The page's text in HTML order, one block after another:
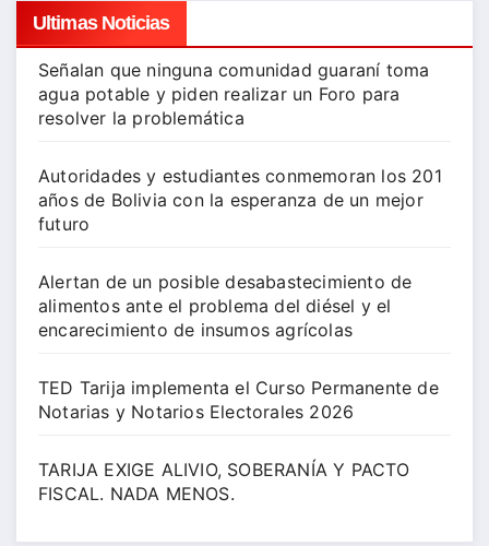
Ultimas Noticias
Señalan que ninguna comunidad guaraní toma
agua potable y piden realizar un Foro para
resolver la problemática
Autoridades y estudiantes conmemoran los 201
años de Bolivia con la esperanza de un mejor
futuro
Alertan de un posible desabastecimiento de
alimentos ante el problema del diésel y el
encarecimiento de insumos agrícolas
TED Tarija implementa el Curso Permanente de
Notarias y Notarios Electorales 2026
TARIJA EXIGE ALIVIO, SOBERANÍA Y PACTO
FISCAL. NADA MENOS.